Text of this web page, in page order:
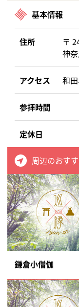
基本情報
住所
〒
神
アクセス 和
参拝時間
定休日
周辺のおす
鎌倉小僧伽